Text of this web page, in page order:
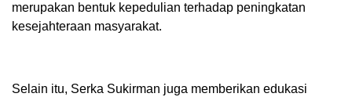
merupakan bentuk kepedulian terhadap peningkatan
kesejahteraan masyarakat.
Selain itu, Serka Sukirman juga memberikan edukasi